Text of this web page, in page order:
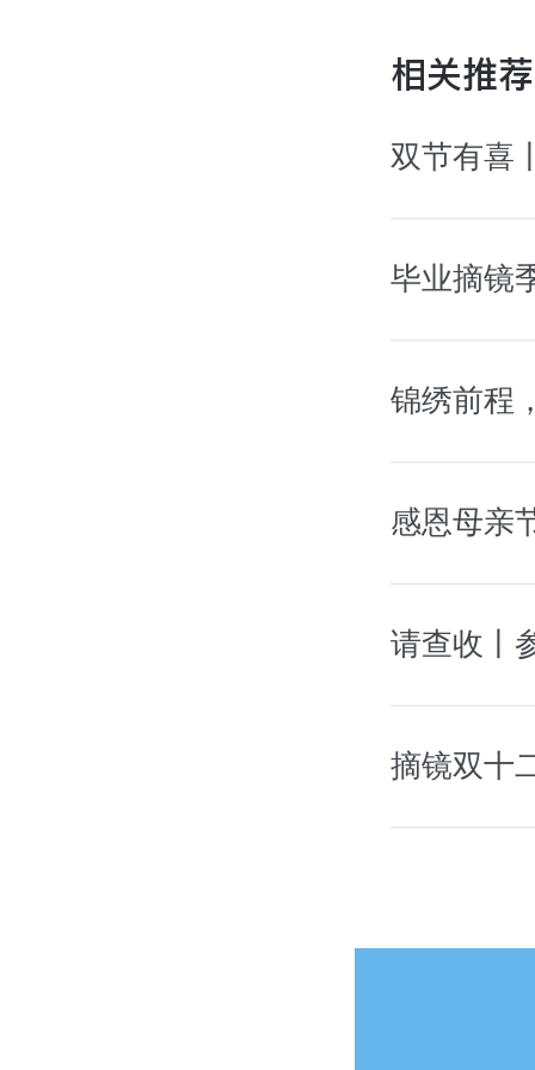
相关推荐
双节有喜
锦绣前程
感恩母亲
请查收丨
摘镜双十